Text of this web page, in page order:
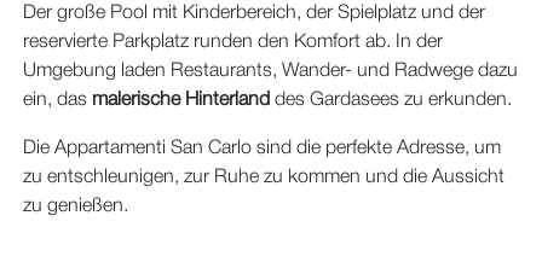
Der große Pool mit Kinderbereich, der Spielplatz und der
reservierte Parkplatz runden den Komfort ab. In der
Umgebung laden Restaurants, Wander- und Radwege dazu
ein, das malerische Hinterland des Gardasees zu erkunden.
Die Appartamenti San Carlo sind die perfekte Adresse, um
zu entschleunigen, zur Ruhe zu kommen und die Aussicht
zu genießen.